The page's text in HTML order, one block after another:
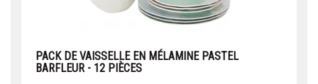
PACK DE VAISSELLE EN MÉLAMINE PASTEL
BARFLEUR - 12 PIÈCES